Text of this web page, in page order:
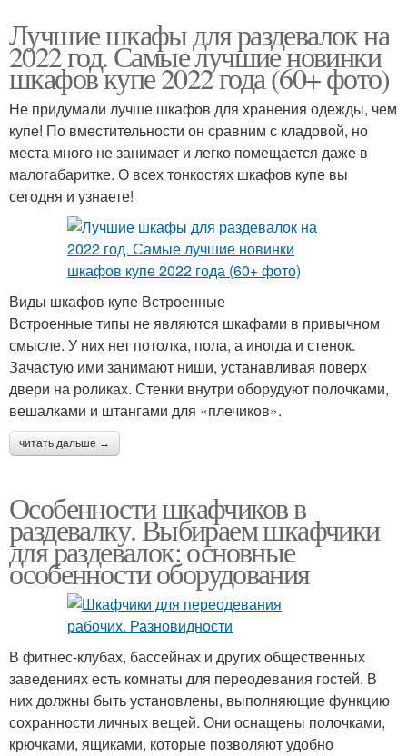
Лучшие шкафы для раздевалок на
2022 год. Самые лучшие новинки
шкафов купе 2022 года (60+ фото)
Не придумали лучше шкафов для хранения одежды, чем
купе! По вместительности он сравним с кладовой, но
места много не занимает и легко помещается даже в
малогабаритке. О всех тонкостях шкафов купе вы
сегодня и узнаете!
Виды шкафов купе Встроенные
Встроенные типы не являются шкафами в привычном
смысле. У них нет потолка, пола, а иногда и стенок.
Зачастую ими занимают ниши, устанавливая поверх
двери на роликах. Стенки внутри оборудуют полочками,
вешалками и штангами для «плечиков».
читать дальше →
Особенности шкафчиков в
раздевалку. Выбираем шкафчики
для раздевалок: основные
особенности оборудования
В фитнес-клубах, бассейнах и других общественных
заведениях есть комнаты для переодевания гостей. В
них должны быть установлены, выполняющие функцию
сохранности личных вещей. Они оснащены полочками,
крючками, ящиками, которые позволяют удобно